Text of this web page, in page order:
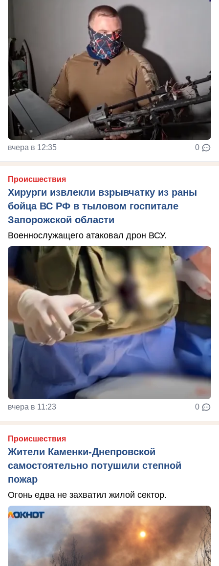
вчера в 12:35 0
Происшествия
Хирурги извлекли взрывчатку из раны
бойца ВС РФ в тыловом госпитале
Запорожской области
Военнослужащего атаковал дрон ВСУ.
вчера в 11:23 0
Происшествия
Жители Каменки-Днепровской
самостоятельно потушили степной
пожар
Огонь едва не захватил жилой сектор.